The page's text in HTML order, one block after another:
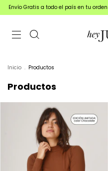
el país en tu orden mayor a $150.000
Inicio . Productos
Productos